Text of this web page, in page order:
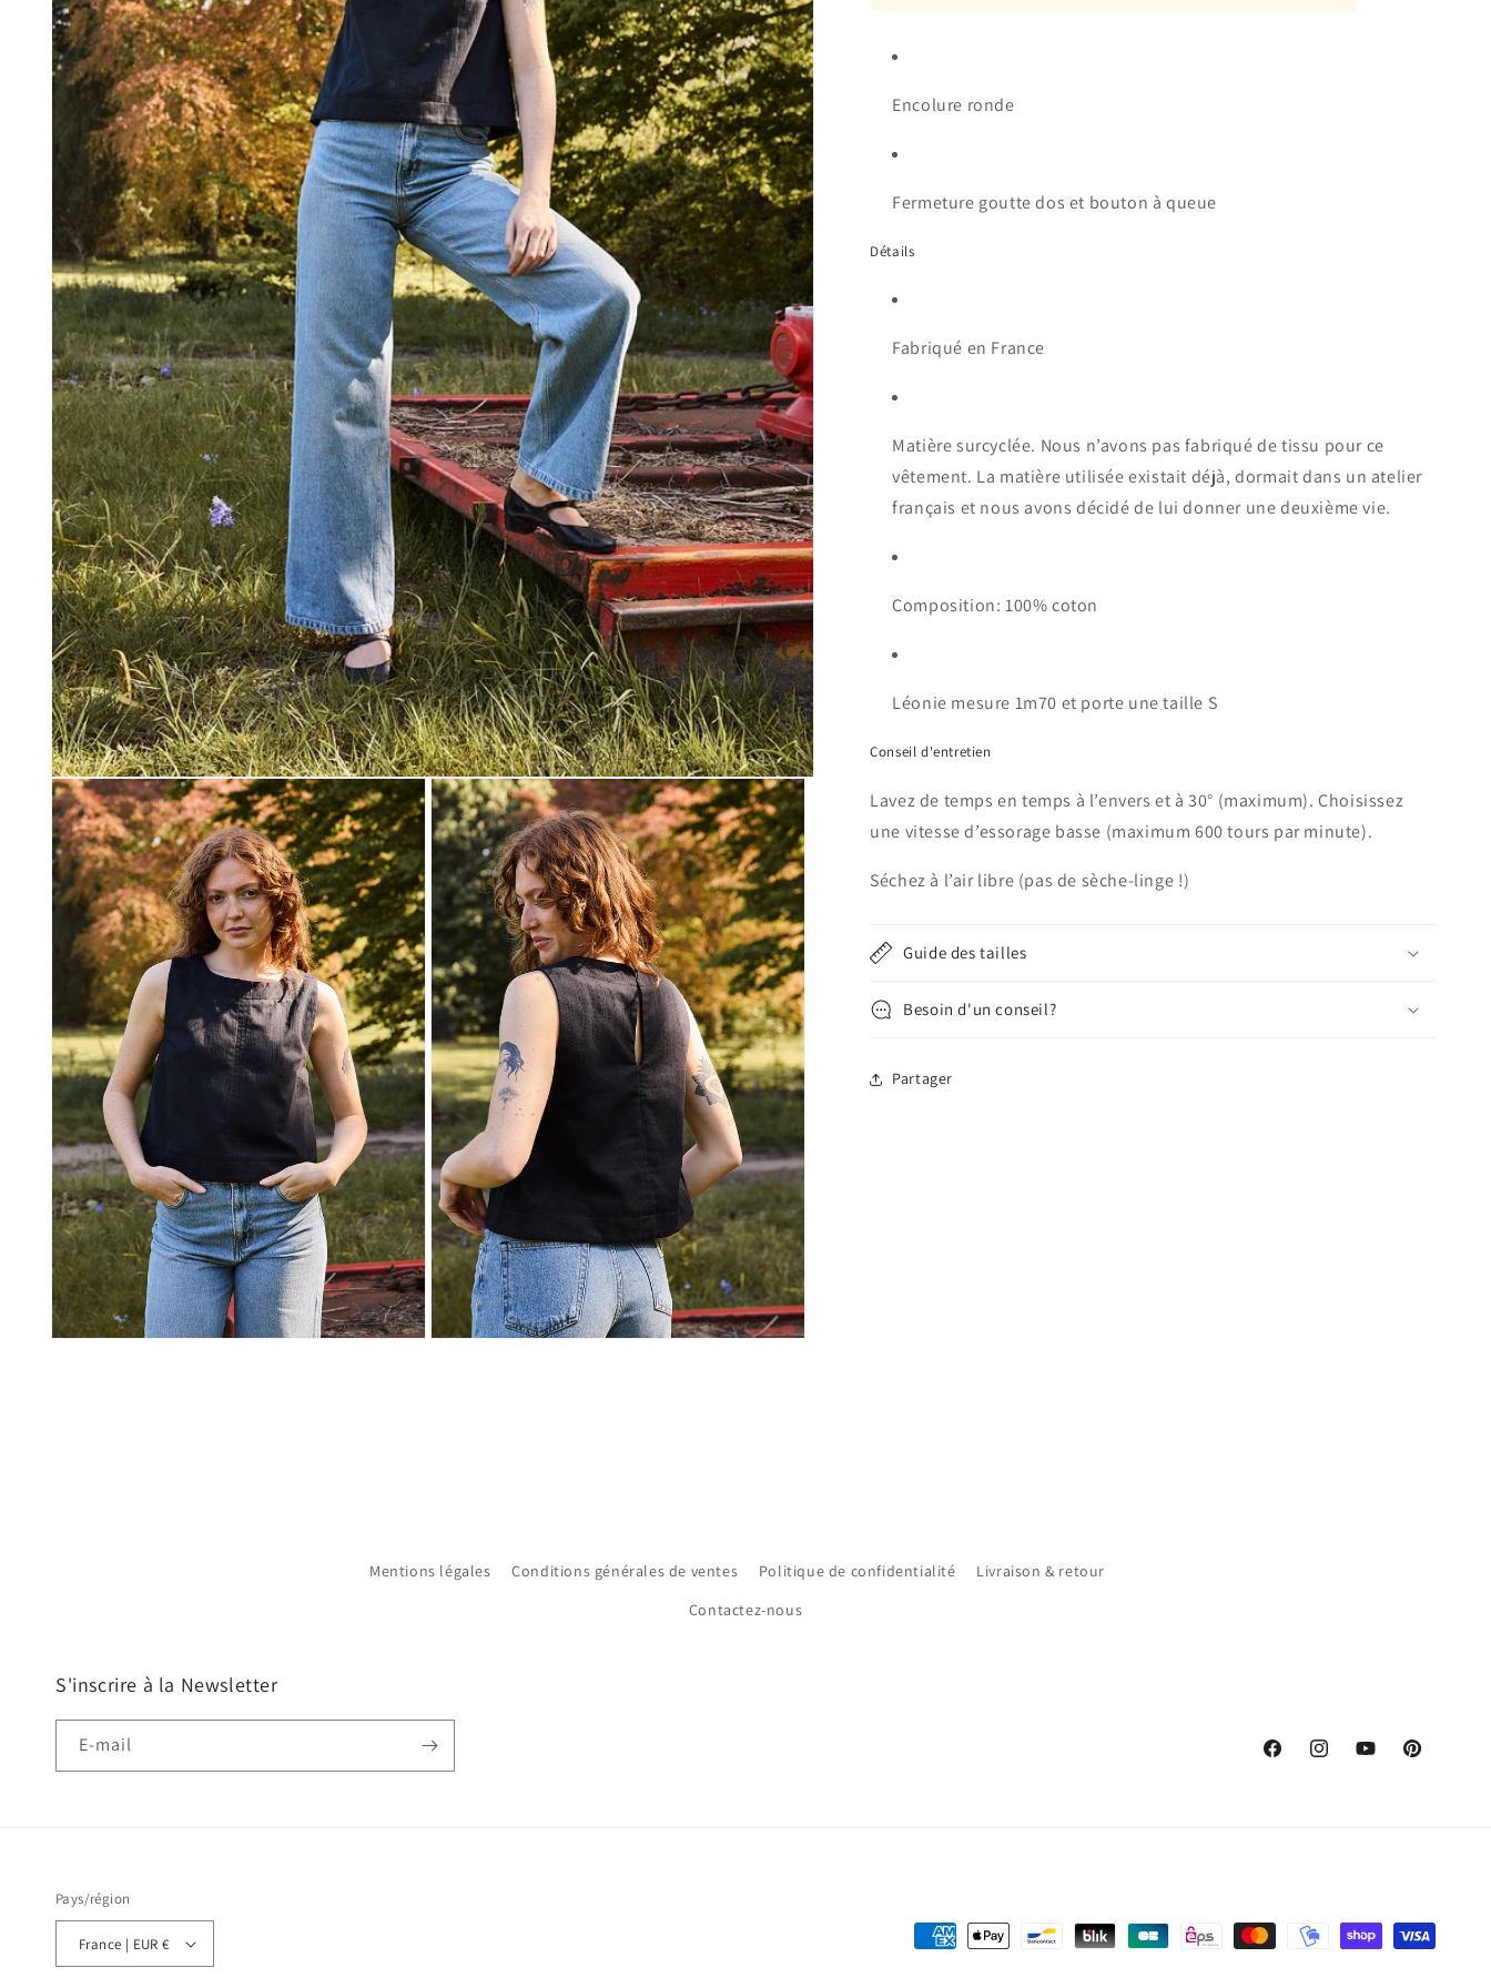
Encolure ronde
Fermeture goutte dos et bouton à queue
Détails
Fabriqué en France
Matière surcyclée. Nous n’avons pas fabriqué de tissu pour ce
vêtement. La matière utilisée existait déjà, dormait dans un atelier
français et nous avons décidé de lui donner une deuxième vie.
Composition: 100% coton
Léonie mesure 1m70 et porte une taille S
Conseil d'entretien
Lavez de temps en temps à l’envers et à 30° (maximum). Choisissez
une vitesse d’essorage basse (maximum 600 tours par minute).
Séchez à l’air libre (pas de sèche-linge !)
Guide des tailles
Besoin d'un conseil?
Partager
Mentions légales Conditions générales de ventes Politique de confidentialité
Livraison & retour
Contactez-nous
S'inscrire à la Newsletter
E-mail
FacebookInstagramYouTubePinterest
Pays/région
France | EUR €
Moyens